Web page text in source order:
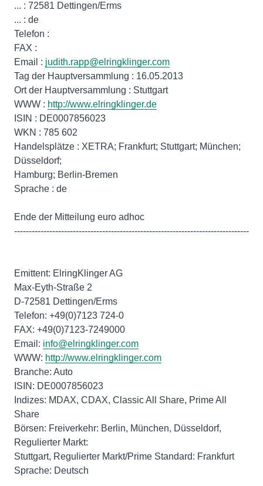
... : 72581 Dettingen/Erms
... : de
Telefon :
FAX :
Email : judith.rapp@elringklinger.com
Tag der Hauptversammlung : 16.05.2013
Ort der Hauptversammlung : Stuttgart
WWW : http://www.elringklinger.de
ISIN : DE0007856023
WKN : 785 602
Handelsplätze : XETRA; Frankfurt; Stuttgart; München;
Düsseldorf;
Hamburg; Berlin-Bremen
Sprache : de
Ende der Mitteilung euro adhoc
--------------------------------------------------------------------------------
Emittent: ElringKlinger AG
Max-Eyth-Straße 2
D-72581 Dettingen/Erms
Telefon: +49(0)7123 724-0
FAX: +49(0)7123-7249000
Email: info@elringklinger.com
WWW: http://www.elringklinger.com
Branche: Auto
ISIN: DE0007856023
Indizes: MDAX, CDAX, Classic All Share, Prime All
Share
Börsen: Freiverkehr: Berlin, München, Düsseldorf,
Regulierter Markt:
Stuttgart, Regulierter Markt/Prime Standard: Frankfurt